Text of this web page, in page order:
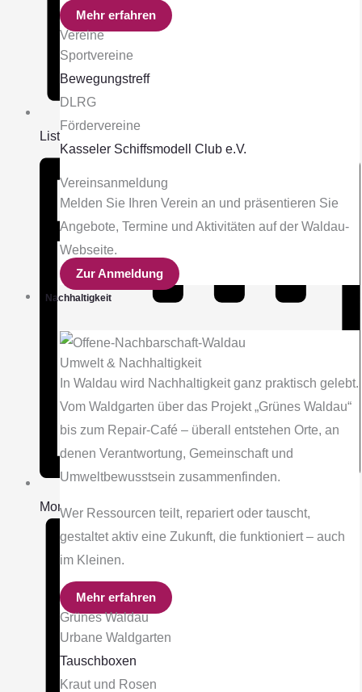
Mehr erfahren
Vereine
Sportvereine
Bewegungstreff
DLRG
Fördervereine
Kasseler Schiffsmodell Club e.V.
Vereinsanmeldung
Melden Sie Ihren Verein an und präsentieren Sie
Angebote, Termine und Aktivitäten auf der Waldau-
Webseite.
Zur Anmeldung
Nachhaltigkeit
Umwelt & Nachhaltigkeit
In Waldau wird Nachhaltigkeit ganz praktisch gelebt.
Vom Waldgarten über das Projekt „Grünes Waldau“
bis zum Repair-Café – überall entstehen Orte, an
denen Verantwortung, Gemeinschaft und
Umweltbewusstsein zusammenfinden.
Wer Ressourcen teilt, repariert oder tauscht,
gestaltet aktiv eine Zukunft, die funktioniert – auch
im Kleinen.
Mehr erfahren
Grünes Waldau
Urbane Waldgarten
Tauschboxen
Kraut und Rosen
Liste
Monat